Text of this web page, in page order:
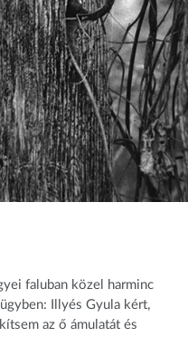
faluban közel harminc
Illyés Gyula kért,
az ő ámulatát és